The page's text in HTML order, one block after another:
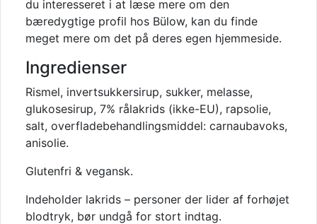
du interesseret i at læse mere om den
bæredygtige profil hos Bülow, kan du finde
meget mere om det på deres egen hjemmeside.
Ingredienser
Rismel, invertsukkersirup, sukker, melasse,
glukosesirup, 7% rålakrids (ikke-EU), rapsolie,
salt, overfladebehandlingsmiddel: carnaubavoks,
anisolie.
Glutenfri & vegansk.
Indeholder lakrids – personer der lider af forhøjet
blodtryk, bør undgå for stort indtag.